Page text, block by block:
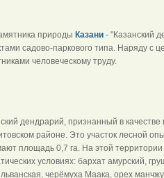
природы Казани- "Казанский
садово-паркового типа. Наряду с
человеческому труду.
дендрарий, признанный в
районе. Это участок лесной
площадь 0,7 га. На этой
условиях: бархат амурский,
черёмуха Маака, орех